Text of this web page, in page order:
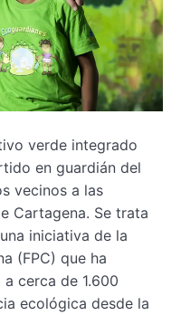
verde integrado
en guardián del
vecinos a las
Cartagena. Se trata
iniciativa de la
(FPC) que ha
cerca de 1.600
ecológica desde la